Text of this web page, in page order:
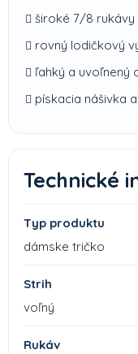
široké 7/8 rukávy
rovný lodičkový
ľahký a uvoľnený
pískacia nášivka
Technické
Typ produktu
dámske tričko
Strih
voľný
Rukáv